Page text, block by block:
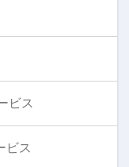
ビス
ビス